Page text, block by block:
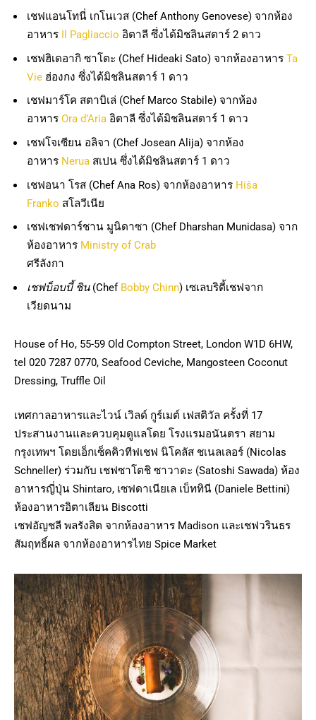
เชฟแอนโทนี่ เกโนเวส (Chef Anthony Genovese) จากห้อง
อาหาร Il Pagliaccio อิตาลี ซึ่งได้มิชลินสตาร์ 2 ดาว
เชฟฮิเดอากิ ซาโตะ (Chef Hideaki Sato) จากห้องอาหาร Ta
Vie ฮ่องกง ซึ่งได้มิชลินสตาร์ 1 ดาว
เชฟมาร์โค สตาบิเล่ (Chef Marco Stabile) จากห้อง
อาหาร Ora d’Aria อิตาลี ซึ่งได้มิชลินสตาร์ 1 ดาว
เชฟโจเซียน อลิจา (Chef Josean Alija) จากห้อง
อาหาร Nerua สเปน ซึ่งได้มิชลินสตาร์ 1 ดาว
เชฟอนา โรส (Chef Ana Ros) จากห้องอาหาร Hiša
Franko สโลวีเนีย
เชฟเชฟดาร์ชาน มูนิดาซา (Chef Dharshan Munidasa) จาก
ห้องอาหาร Ministry of Crab
ศรีลังกา
เชฟบ็อบบี้ ชิน (Chef Bobby Chinn) เซเลบริตี้เชฟจาก
เวียดนาม
House of Ho, 55-59 Old Compton Street, London W1D 6HW,
tel 020 7287 0770, Seafood Ceviche, Mangosteen Coconut
Dressing, Truffle Oil
เทศกาลอาหารและไวน์ เวิลด์ กูร์เมต์ เฟสติวัล ครั้งที่ 17
ประสานงานและควบคุมดูแลโดย โรงแรมอนันตรา สยาม
กรุงเทพฯ โดยเอ็กเซ็คคิวทีฟเชฟ นิโคลัส ชเนลเลอร์ (Nicolas
Schneller) ร่วมกับ เชฟซาโตชิ ซาวาดะ (Satoshi Sawada) ห้อง
อาหารญี่ปุ่น Shintaro, เซฟดาเนียเล เบ็ททินี (Daniele Bettini)
ห้องอาหารอิตาเลียน Biscotti
เชฟอัญชลี พลรังสิต จากห้องอาหาร Madison และเชฟวรินธร
สัมฤทธิ์ผล จากห้องอาหารไทย Spice Market